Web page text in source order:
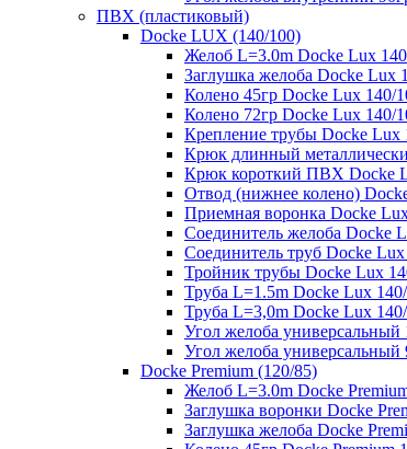
ПВХ (пластиковый)
Docke LUX (140/100)
Желоб L=3.0m Docke Lux
Заглушка желоба Docke Lux
Колено 45гр Docke Lux 140/
Колено 72гр Docke Lux 140/
Крепление трубы Docke Lux
Крюк длинный
Крюк короткий ПВХ Docke
Отвод (нижнее колено)
Приемная воронка Docke
Соединитель желоба Docke
Соединитель труб Docke
Тройник трубы Docke Lux
Труба L=1.5m Docke Lux
Труба L=3,0m Docke Lux
Угол желоба
Угол желоба универсальный
Docke Premium (120/85)
Желоб L=3.0m Docke
Заглушка воронки Docke
Заглушка желоба Docke